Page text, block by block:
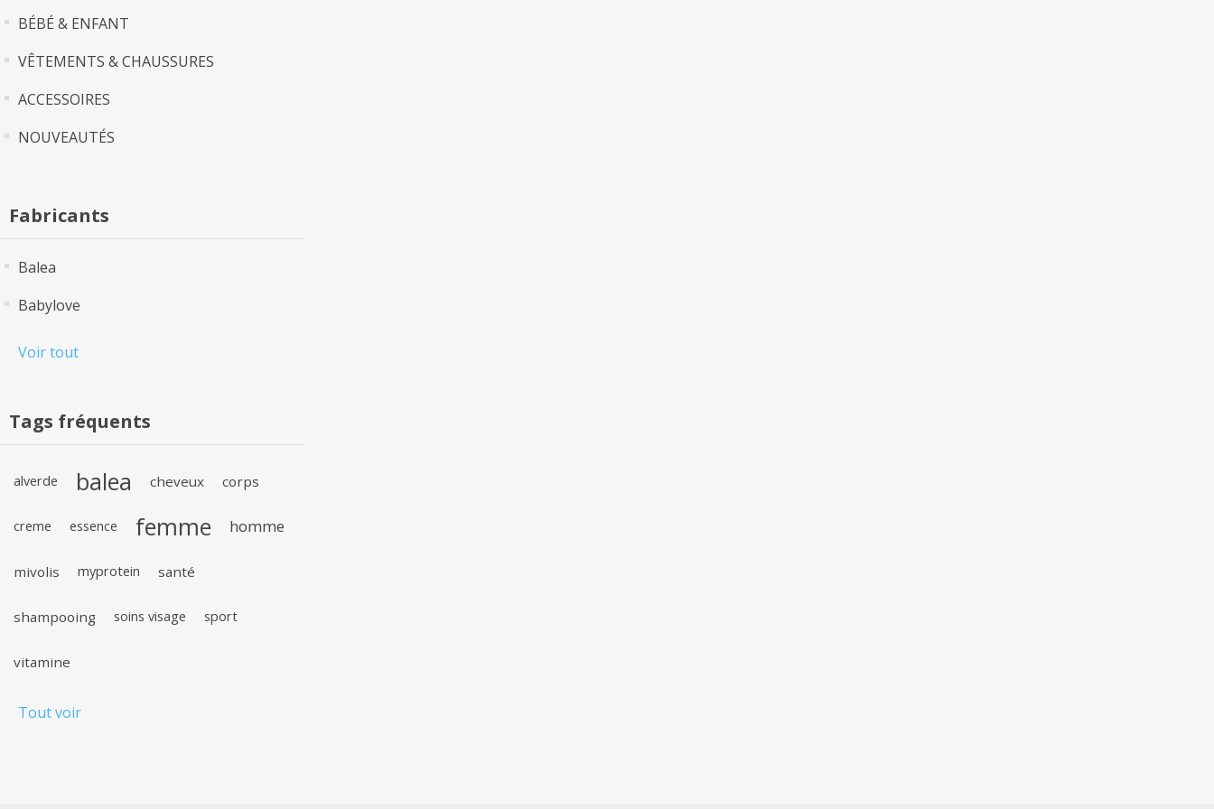
BÉBÉ & ENFANT
VÊTEMENTS & CHAUSSURES
ACCESSOIRES
NOUVEAUTÉS
Fabricants
Balea
Babylove
Voir tout
Tags fréquents
alverde balea cheveux corps
creme essence femme homme
mivolis myprotein santé
shampooing soins visage sport
vitamine
Tout voir